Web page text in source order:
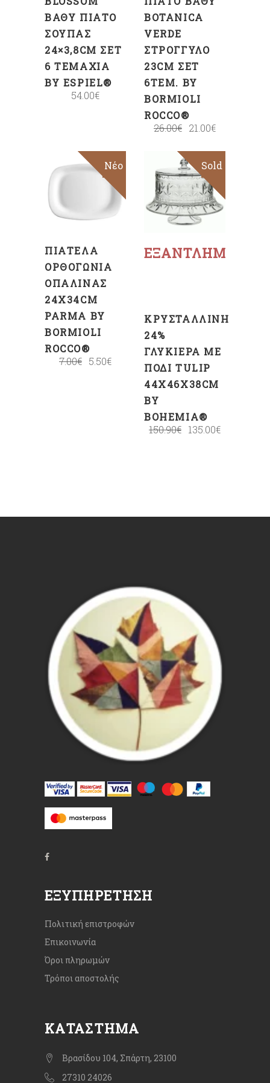
ΒΑΘΎ ΠΙΆΤΟ
ΣΟΎΠΑΣ
24×3,8CM ΣΕΤ
6 ΤΕΜΆΧΙΑ
BY ESPIEL®
54.00€
BOTANICA
VERDE
ΣΤΡΟΓΓΥΛΌ
23CM ΣΕΤ
6ΤΕΜ. BY
BORMIOLI
ROCCO®
26.00€ 21.00€
Sale
Νέο
ΠΡΟΣΘΉΚΗ
ΚΑΛΆΘΙ
ΠΙΑΤΈΛΑ
ΟΡΘΟΓΏΝΙΑ
ΟΠΑΛΊΝΑΣ
24X34CM
PARMA BY
BORMIOLI
ROCCO®
7.00€ 5.50€
Sale
ΕΞΑΝΤΛΗΜΈΝΟ
Sold
Διαβάστε
ΚΡΥΣΤΆΛΛΙΝΗ
24%
ΓΛΥΚΙΈΡΑ ΜΕ
ΠΌΔΙ TULIP
44X46X38CM
BY
BOHEMIA®
150.90€ 135.00€
ΕΞΥΠΗΡΈΤΗΣΗ
Πολιτική επιστροφών
Επικοινωνία
Όροι πληρωμών
Τρόποι αποστολής
ΚΑΤΆΣΤΗΜΑ
Βρασίδου 104, Σπάρτη, 23100
27310 24026